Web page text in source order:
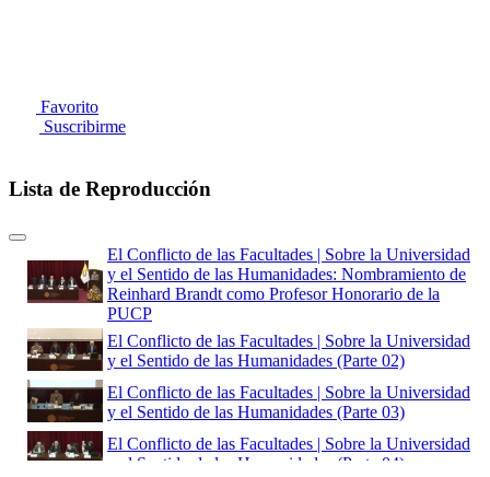
Favorito
Suscribirme
Lista de Reproducción
El Conflicto de las Facultades | Sobre la Universidad
y el Sentido de las Humanidades: Nombramiento de
Reinhard Brandt como Profesor Honorario de la
PUCP
El Conflicto de las Facultades | Sobre la Universidad
y el Sentido de las Humanidades (Parte 02)
El Conflicto de las Facultades | Sobre la Universidad
y el Sentido de las Humanidades (Parte 03)
El Conflicto de las Facultades | Sobre la Universidad
y el Sentido de las Humanidades (Parte 04)